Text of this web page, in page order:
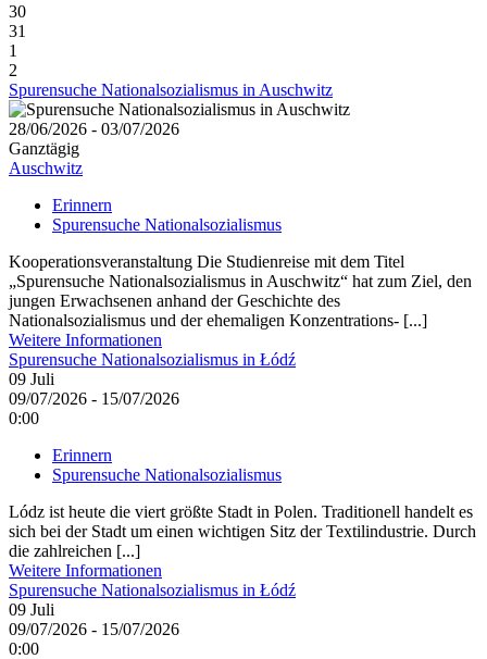
30
31
1
2
Spurensuche Nationalsozialismus in Auschwitz
28/06/2026 - 03/07/2026
Ganztägig
Auschwitz
Erinnern
Spurensuche Nationalsozialismus
Kooperationsveranstaltung Die Studienreise mit dem Titel
„Spurensuche Nationalsozialismus in Auschwitz“ hat zum Ziel, den
jungen Erwachsenen anhand der Geschichte des
Nationalsozialismus und der ehemaligen Konzentrations- [...]
Weitere Informationen
Spurensuche Nationalsozialismus in Łódź
09 Juli
09/07/2026 - 15/07/2026
0:00
Erinnern
Spurensuche Nationalsozialismus
Lódz ist heute die viert größte Stadt in Polen. Traditionell handelt es
sich bei der Stadt um einen wichtigen Sitz der Textilindustrie. Durch
die zahlreichen [...]
Weitere Informationen
Spurensuche Nationalsozialismus in Łódź
09 Juli
09/07/2026 - 15/07/2026
0:00